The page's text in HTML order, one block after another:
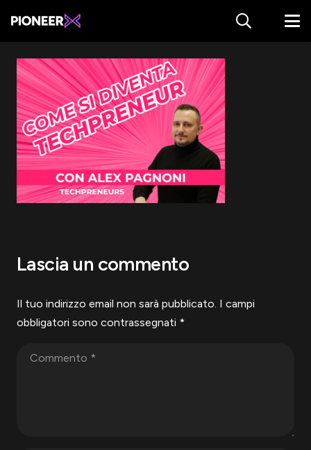
Lascia un commento
Il tuo indirizzo email non sarà pubblicato. I campi
obbligatori sono contrassegnati *